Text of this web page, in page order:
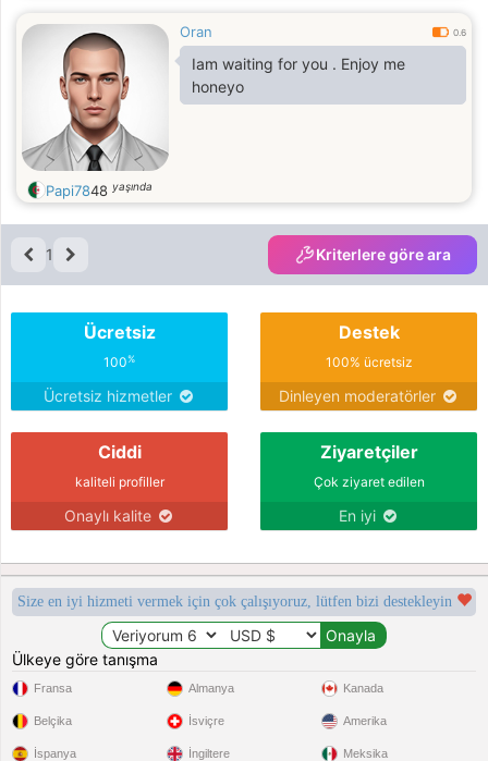
Oran 0.6
Iam waiting for you . Enjoy me
honeyo
Papi7848 yaşında
1 Kriterlere göre ara
Ücretsiz
100%
Ücretsiz hizmetler
Destek
100% ücretsiz
Dinleyen moderatörler
Ciddi
kaliteli profiller
Onaylı kalite
Ziyaretçiler
Çok ziyaret edilen
En iyi
Size en iyi hizmeti vermek için çok çalışıyoruz, lütfen bizi destekleyin
Ülkeye göre tanışma
Fransa
Belçika
İspanya
Almanya
İsviçre
İngiltere
Kanada
Amerika
Meksika